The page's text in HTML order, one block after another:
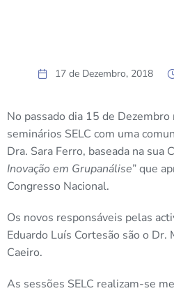
17 de Dezembro, 2018
No passado dia 15 de
seminários SELC com uma
Dra. Sara Ferro, baseada na sua
Inovação em Grupanálise” que
Congresso Nacional.
Os novos responsáveis pelas
Eduardo Luís Cortesão são o Dr.
Caeiro.
As sessões SELC realizam-se